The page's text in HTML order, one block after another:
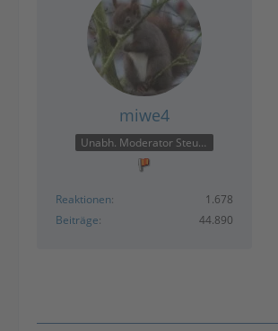
miwe4
Unabh. Moderator Steuer
Reaktionen
1.678
Beiträge
44.890